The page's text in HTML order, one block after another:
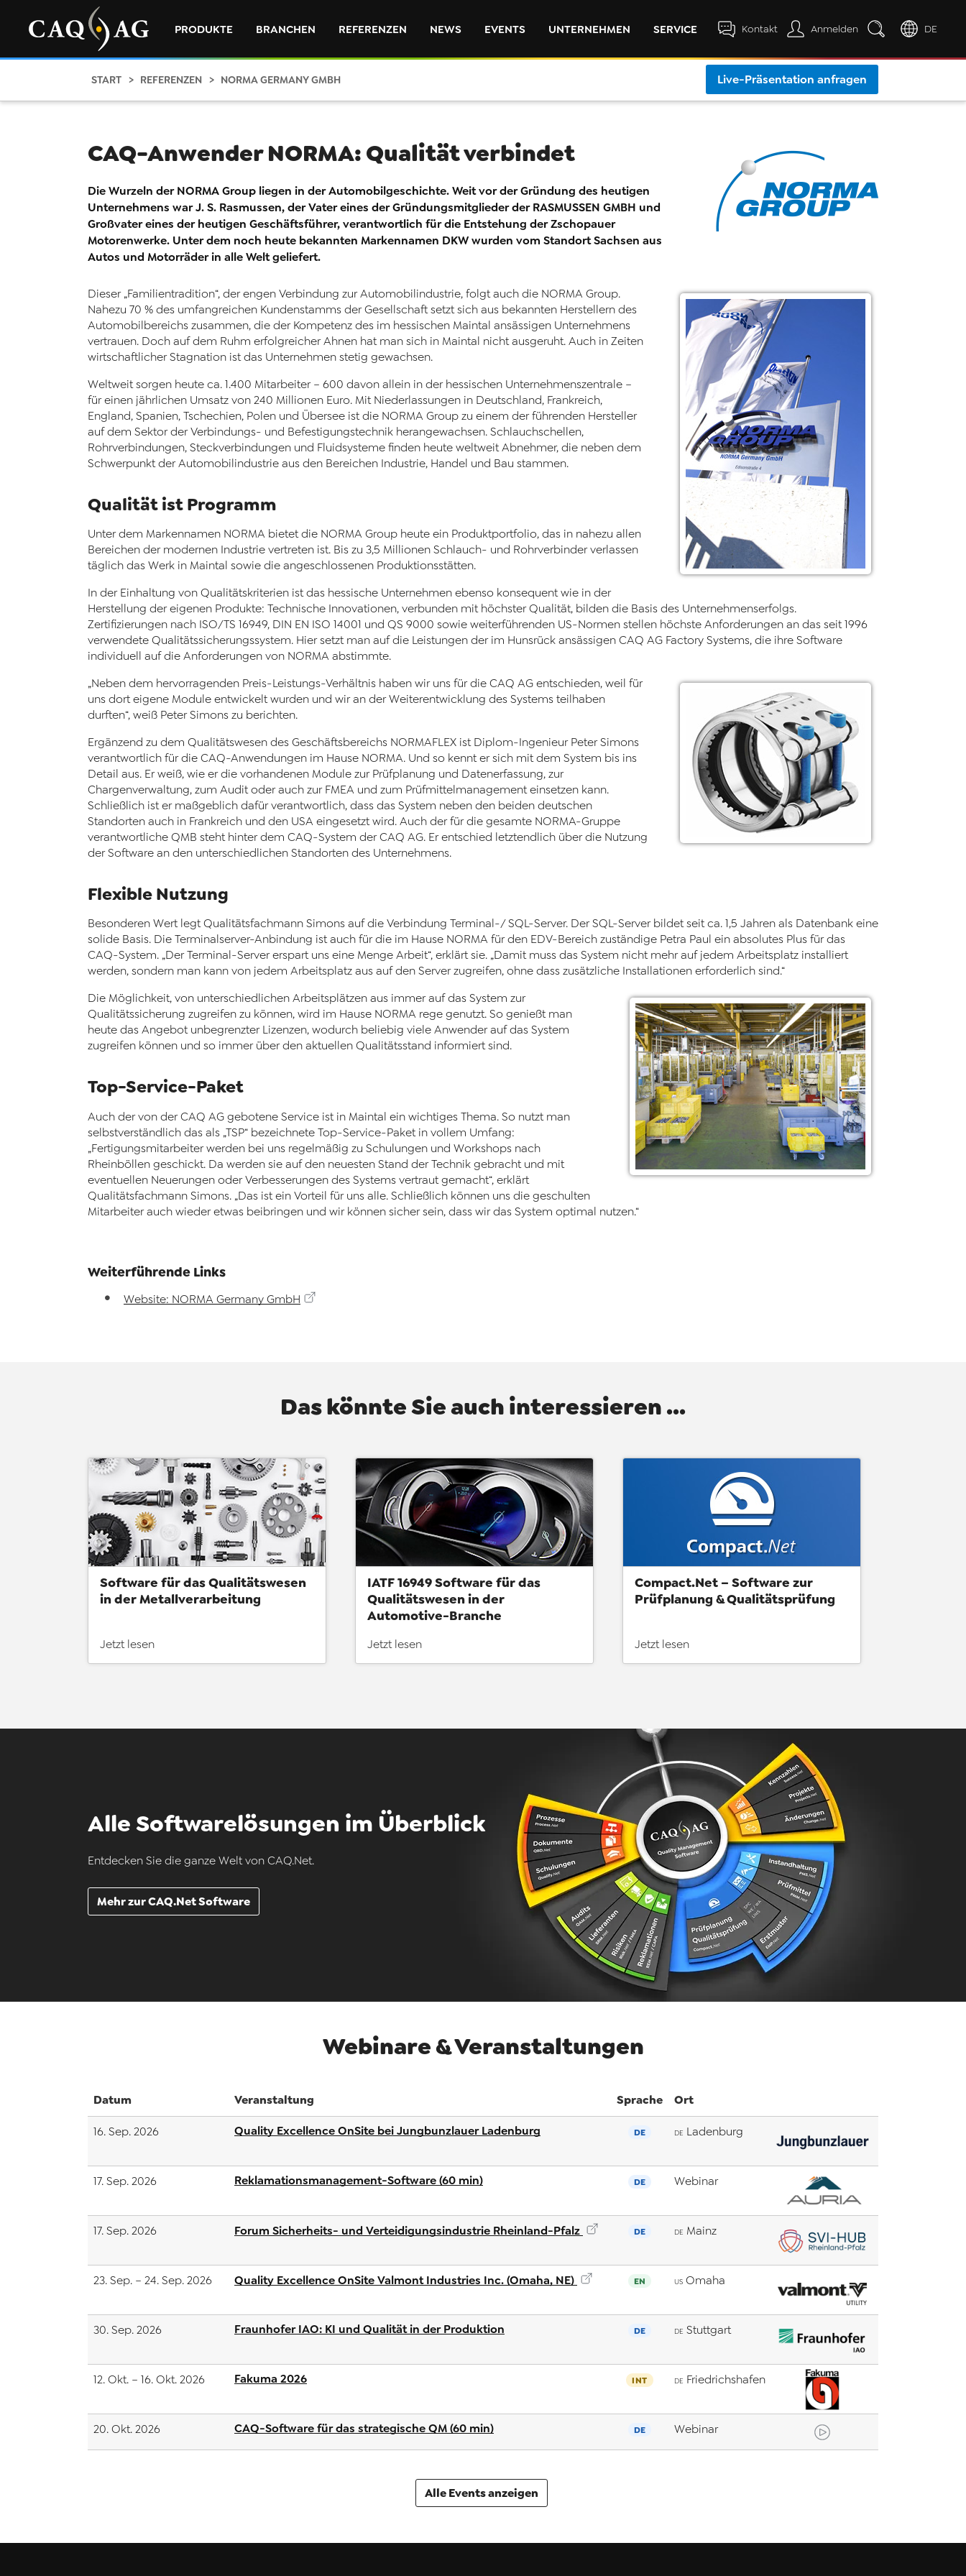
PRODUKTE BRANCHEN REFERENZEN NEWS EVENTS UNTERNEHMEN SERVICE Kontakt Anmelden DE
START REFERENZEN NORMA GERMANY GMBH Live-Präsentation anfragen
CAQ-Anwender NORMA: Qualität verbindet
Die Wurzeln der NORMA Group liegen in der Automobilgeschichte. Weit vor der Gründung des heutigen
Unternehmens war J. S. Rasmussen, der Vater eines der Gründungsmitglieder der RASMUSSEN GMBH und
Großvater eines der heutigen Geschäftsführer, verantwortlich für die Entstehung der Zschopauer
Motorenwerke. Unter dem noch heute bekannten Markennamen DKW wurden vom Standort Sachsen aus
Autos und Motorräder in alle Welt geliefert.
Dieser „Familientradition“, der engen Verbindung zur Automobilindustrie, folgt auch die NORMA Group.
Nahezu 70 % des umfangreichen Kundenstamms der Gesellschaft setzt sich aus bekannten Herstellern des
Automobilbereichs zusammen, die der Kompetenz des im hessischen Maintal ansässigen Unternehmens
vertrauen. Doch auf dem Ruhm erfolgreicher Ahnen hat man sich in Maintal nicht ausgeruht. Auch in Zeiten
wirtschaftlicher Stagnation ist das Unternehmen stetig gewachsen.
Weltweit sorgen heute ca. 1.400 Mitarbeiter – 600 davon allein in der hessischen Unternehmens­zentrale –
für einen jährlichen Umsatz von 240 Millionen Euro. Mit Niederlassungen in Deutschland, Frankreich,
England, Spanien, Tschechien, Polen und Übersee ist die NORMA Group zu einem der führenden Hersteller
auf dem Sektor der Verbindungs- und Befestigungstechnik herangewachsen. Schlauchschellen,
Rohrverbindungen, Steckverbindungen und Fluidsysteme finden heute weltweit Abnehmer, die neben dem
Schwerpunkt der Automobilindustrie aus den Bereichen Industrie, Handel und Bau stammen.
Qualität ist Programm
Unter dem Markennamen NORMA bietet die NORMA Group heute ein Produktportfolio, das in nahezu allen
Bereichen der modernen Industrie vertreten ist. Bis zu 3,5 Millionen Schlauch- und Rohrverbinder verlassen
täglich das Werk in Maintal sowie die angeschlossenen Produktionsstätten.
In der Einhaltung von Qualitätskriterien ist das hessische Unternehmen ebenso konsequent wie in der
Herstellung der eigenen Produkte: Technische Innovationen, verbunden mit höchster Qualität, bilden die Basis des Unternehmenserfolgs.
Zertifizierungen nach ISO/TS 16949, DIN EN ISO 14001 und QS 9000 sowie weiterführenden US-Normen stellen höchste Anforderungen an das seit 1996
verwendete Qualitätssicherungssystem. Hier setzt man auf die Leistungen der im Hunsrück ansässigen CAQ AG Factory Systems, die ihre Software
individuell auf die Anforderungen von NORMA abstimmte.
„Neben dem hervorragenden Preis-Leistungs-Verhältnis haben wir uns für die CAQ AG entschieden, weil für
uns dort eigene Module entwickelt wurden und wir an der Weiterentwicklung des Systems teilhaben
durften“, weiß Peter Simons zu berichten.
Ergänzend zu dem Qualitätswesen des Geschäftsbereichs NORMAFLEX ist Dip­lom-Ingenieur Peter Simons
verantwortlich für die CAQ-Anwendungen im Hause NORMA. Und so kennt er sich mit dem System bis ins
Detail aus. Er weiß, wie er die vorhandenen Module zur Prüfplanung und Datenerfassung, zur
Chargenverwaltung, zum Audit oder auch zur FMEA und zum Prüfmittelmanagement einsetzen kann.
Schließlich ist er maßgeblich dafür verantwortlich, dass das System neben den beiden deutschen
Standorten auch in Frankreich und den USA eingesetzt wird. Auch der für die gesamte NORMA-Gruppe
verantwortliche QMB steht hinter dem CAQ-System der CAQ AG. Er entschied letztendlich über die Nutzung
der Software an den unterschiedlichen Standorten des Unternehmens.
Flexible Nutzung
Besonderen Wert legt Qualitätsfachmann Simons auf die Verbindung Terminal-/ SQL-Server. Der SQL-Server bildet seit ca. 1,5 Jahren als Datenbank eine
solide Basis. Die Terminalserver-Anbindung ist auch für die im Hause NORMA für den EDV-Bereich zuständige Petra Paul ein absolutes Plus für das
CAQ-System. „Der Terminal-Server erspart uns eine Menge Arbeit“, erklärt sie. „Damit muss das System nicht mehr auf jedem Arbeitsplatz installiert
werden, sondern man kann von jedem Arbeitsplatz aus auf den Server zugreifen, ohne dass zusätzliche Installationen erforderlich sind.“
Die Möglichkeit, von unterschiedlichen Arbeitsplätzen aus immer auf das System zur
Qualitätssicherung zugreifen zu können, wird im Hause NORMA rege genutzt. So genießt man
heute das Angebot unbegrenzter Lizenzen, wodurch beliebig viele Anwender auf das System
zugreifen können und so immer über den aktuellen Qualitätsstand informiert sind.
Top-Service-Paket
Auch der von der CAQ AG gebotene Service ist in Maintal ein wichtiges Thema. So nutzt man
selbstverständlich das als „TSP“ bezeichnete Top-Service-Paket in vollem Umfang:
„Fertigungsmitarbeiter werden bei uns regelmäßig zu Schulungen und Workshops nach
Rheinböllen geschickt. Da werden sie auf den neuesten Stand der Technik gebracht und mit
eventuellen Neuerungen oder Verbesserungen des Systems vertraut gemacht“, erklärt
Qualitätsfachmann Simons. „Das ist ein Vorteil für uns alle. Schließlich können uns die geschulten
Mitarbeiter auch wieder etwas beibringen und wir können sicher sein, dass wir das System optimal nutzen.“
Weiterführende Links
Website: NORMA Germany GmbH
Das könnte Sie auch interessieren ...
Software für das Qualitätswesen
in der Metallverarbeitung
Jetzt lesen
IATF 16949 Software für das
Qualitätswesen in der
Automotive-Branche
Jetzt lesen
Compact.Net – Software zur
Prüfplanung & Qualitätsprüfung
Jetzt lesen
Alle Softwarelösungen im Überblick
Entdecken Sie die ganze Welt von CAQ.Net.
Mehr zur CAQ.Net Software
Webinare & Veranstaltungen
Datum Veranstaltung Sprache Ort
16. Sep. 2026 Quality Excellence OnSite bei Jungbunzlauer Ladenburg DE DE Ladenburg
17. Sep. 2026 Reklamationsmanagement-Software (60 min) DE Webinar
17. Sep. 2026 Forum Sicherheits- und Verteidigungsindustrie Rheinland-Pfalz DE DE Mainz
23. Sep. – 24. Sep. 2026 Quality Excellence OnSite Valmont Industries Inc. (Omaha, NE) EN US Omaha
30. Sep. 2026 Fraunhofer IAO: KI und Qualität in der Produktion DE DE Stuttgart
12. Okt. – 16. Okt. 2026 Fakuma 2026 INT DE Friedrichshafen
20. Okt. 2026 CAQ-Software für das strategische QM (60 min) DE Webinar
Alle Events anzeigen